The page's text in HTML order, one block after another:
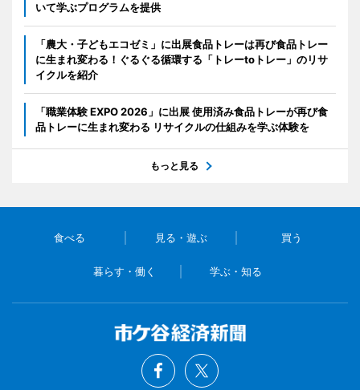
いて学ぶプログラムを提供
「農大・子どもエコゼミ」に出展食品トレーは再び食品トレー
に生まれ変わる！ぐるぐる循環する「トレーtoトレー」のリサ
イクルを紹介
「職業体験 EXPO 2026」に出展 使用済み食品トレーが再び食
品トレーに生まれ変わる リサイクルの仕組みを学ぶ体験を
もっと見る
食べる 見る・遊ぶ 買う
暮らす・働く 学ぶ・知る